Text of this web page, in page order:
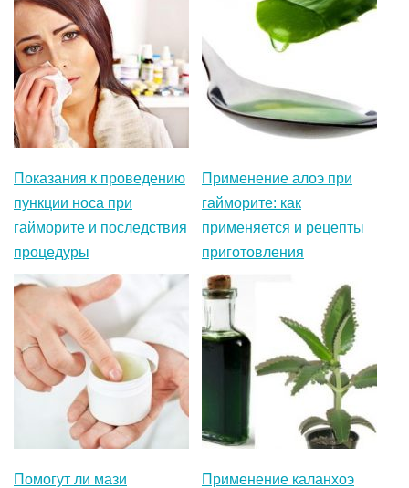
Показания к проведению
пункции носа при
гайморите и последствия
процедуры
Применение алоэ при
гайморите: как
применяется и рецепты
приготовления
Помогут ли мази
Применение каланхоэ